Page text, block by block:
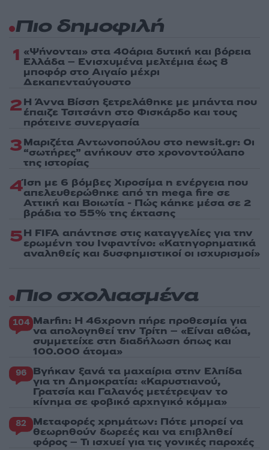
Πιο δημοφιλή
1 «Ψήνονται» στα 40άρια δυτική και βόρεια
Ελλάδα – Ενισχυμένα μελτέμια έως 8
μποφόρ στο Αιγαίο μέχρι
Δεκαπενταύγουστο
2Η Άννα Βίσση ξετρελάθηκε με μπάντα που
έπαιζε Τσιτσάνη στο Φισκάρδο και τους
πρότεινε συνεργασία
3Μαριζέτα Αντωνοπούλου στο newsit.gr: Οι
“σωτήρες” ανήκουν στο χρονοντούλαπο
της ιστορίας
4Ίση με 6 βόμβες Χιροσίμα η ενέργεια που
απελευθερώθηκε από τη mega fire σε
Αττική και Βοιωτία - Πώς κάηκε μέσα σε 2
βράδια το 55% της έκτασης
5Η FIFA απάντησε στις καταγγελίες για την
ερωμένη του Ινφαντίνο: «Κατηγορηματικά
αναληθείς και δυσφημιστικοί οι ισχυρισμοί»
Πιο σχολιασμένα
104 Marfin: Η 46χρονη πήρε προθεσμία για
να απολογηθεί την Τρίτη – «Είναι αθώα,
συμμετείχε στη διαδήλωση όπως και
100.000 άτομα»
96 Βγήκαν ξανά τα μαχαίρια στην Ελπίδα
για τη Δημοκρατία: «Καρυστιανού,
Γρατσία και Γαλανός μετέτρεψαν το
κίνημα σε φοβικό αρχηγικό κόμμα»
82 Μεταφορές χρημάτων: Πότε μπορεί να
θεωρηθούν δωρεές και να επιβληθεί
φόρος – Τι ισχυεί για τις γονικές παροχές